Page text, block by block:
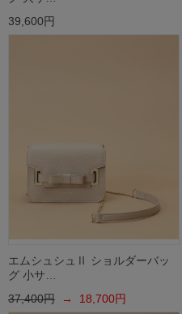
39,600円
エムシュシュⅡ ショルダーバッ
グ 小サ…
37,400円 → 18,700円